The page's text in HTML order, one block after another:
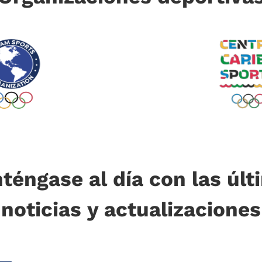
al día con las
noticias y actualizaciones